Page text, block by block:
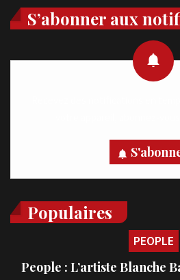
S’abonner aux
Populaires
PEOPLE
People : L’artiste Blanche